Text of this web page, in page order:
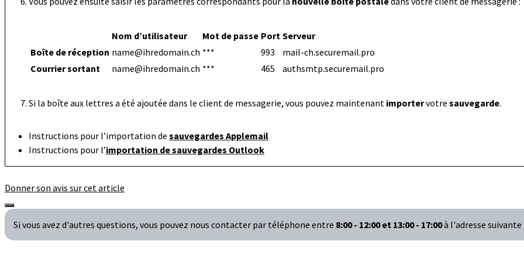
Nom d’utilisateur Mot de passe Port Serveur
Boîte de réception name@ihredomain.ch *** 993
mail-ch.securemail.pro
Courrier sortant
name@ihredomain.ch *** 465 authsmtp.securemail.pro
Si la boîte aux lettres a été ajoutée dans le client de messagerie, vous pouvez maintenant importervotre sauvegarde.
Instructions pour l’importation de sauvegardes Applemail
Instructions pour l’importation de sauvegardes Outlook
Donner son avis sur cet article
Si vous avez d'autres questions, vous pouvez nous contacter par téléphone entre 8:00 - 12:00 et 13:00 - 17:00à l'adresse suivante